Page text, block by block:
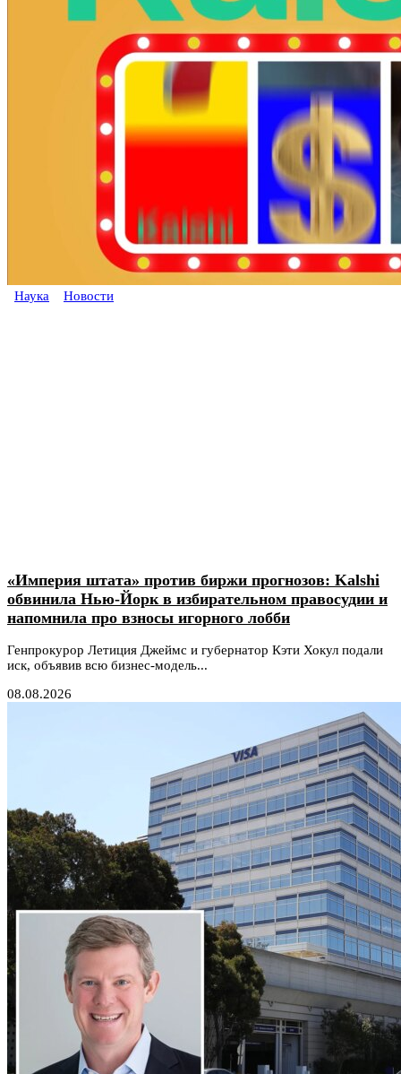
Наука Новости
«Империя штата» против биржи прогнозов: Kalshi
обвинила Нью-Йорк в избирательном правосудии и
напомнила про взносы игорного лобби
Генпрокурор Летиция Джеймс и губернатор Кэти Хокул подали
иск, объявив всю бизнес-модель...
08.08.2026